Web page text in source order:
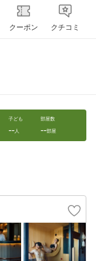
クーポン クチコミ
子ども
--人
部屋数
--部屋